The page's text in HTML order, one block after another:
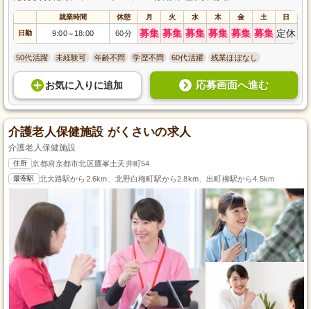
就業時間 休憩 月 火 水 木 金 土 日
日勤 9:00～ 18:00 60分 募集 募集 募集 募集 募集 募集 定休
50代活躍 未経験可 年齢不問 学歴不問 60代活躍 残業ほぼなし
お気に入り に追加 応募画面へ進む
介護老人保健施設 がくさいの求人
介護老人保健施設
住所 京都府京都市北区鷹峯土天井町54
最寄駅 北大路駅から2.6km、北野白梅町駅から2.8km、出町柳駅から4.5km